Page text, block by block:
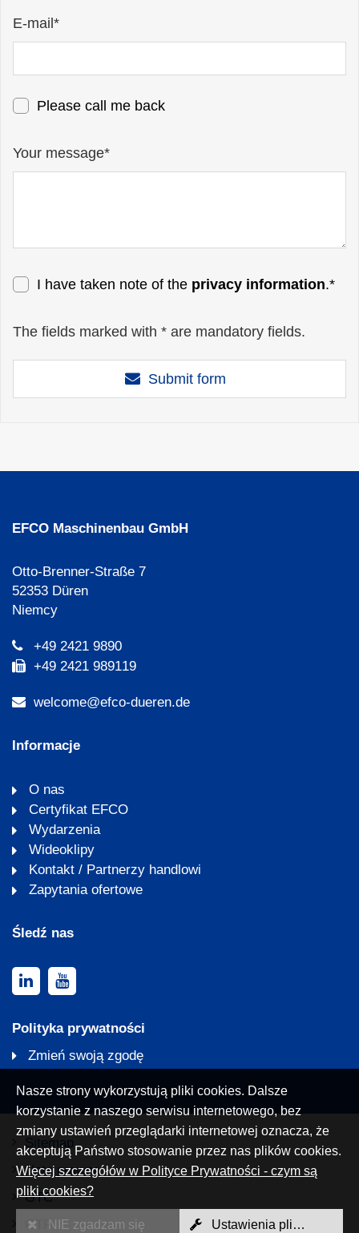
E-mail*
Please call me back
Your message*
I have taken note of the privacy information.*
The fields marked with * are mandatory fields.
Submit form
EFCO Maschinenbau GmbH
Otto-Brenner-Straße 7
52353 Düren
Niemcy
+49 2421 9890
+49 2421 989119
welcome@efco-dueren.de
Informacje
O nas
Certyfikat EFCO
Wydarzenia
Wideoklipy
Kontakt / Partnerzy handlowi
Zapytania ofertowe
Śledź nas
Polityka prywatności
Zmień swoją zgodę
Sitemap
Nota prawna
GTC
GTP
Nasze strony wykorzystują pliki cookies. Dalsze
korzystanie z naszego serwisu internetowego, bez
zmiany ustawień przeglądarki internetowej oznacza, że
akceptują Państwo stosowanie przez nas plików cookies.
Więcej szczegółów w Polityce Prywatności - czym są
pliki cookies?
NIE zgadzam się Ustawienia plików Cookies